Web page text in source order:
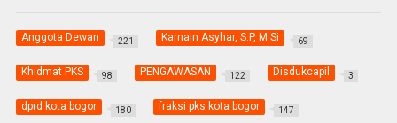
Anggota Dewan 221 Karnain Asyhar, S.P, M.Si 69
Khidmat PKS 98 PENGAWASAN 122 Disdukcapil 3
dprd kota bogor 180 fraksi pks kota bogor 147